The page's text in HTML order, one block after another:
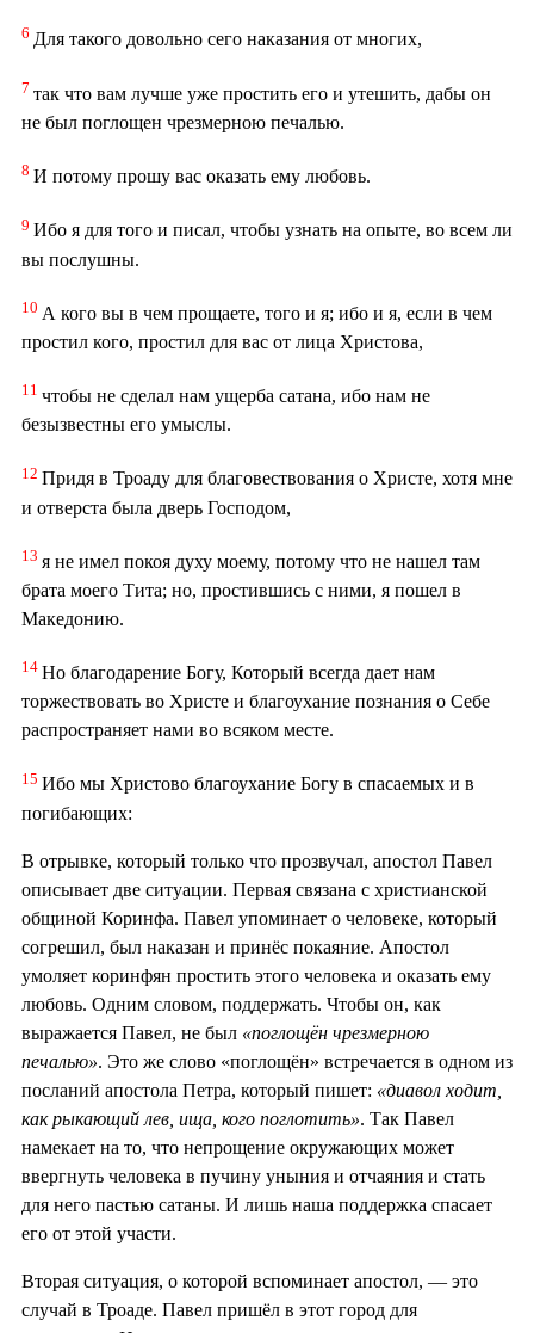
6 Для такого довольно сего наказания от многих,
7 так что вам лучше уже простить его и утешить, дабы он
не был поглощен чрезмерною печалью.
8 И потому прошу вас оказать ему любовь.
9 Ибо я для того и писал, чтобы узнать на опыте, во всем ли
вы послушны.
10 А кого вы в чем прощаете, того и я; ибо и я, если в чем
простил кого, простил для вас от лица Христова,
11 чтобы не сделал нам ущерба сатана, ибо нам не
безызвестны его умыслы.
12 Придя в Троаду для благовествования о Христе, хотя мне
и отверста была дверь Господом,
13 я не имел покоя духу моему, потому что не нашел там
брата моего Тита; но, простившись с ними, я пошел в
Македонию.
14 Но благодарение Богу, Который всегда дает нам
торжествовать во Христе и благоухание познания о Себе
распространяет нами во всяком месте.
15 Ибо мы Христово благоухание Богу в спасаемых и в
погибающих:
В отрывке, который только что прозвучал, апостол Павел
описывает две ситуации. Первая связана с христианской
общиной Коринфа. Павел упоминает о человеке, который
согрешил, был наказан и принёс покаяние. Апостол
умоляет коринфян простить этого человека и оказать ему
любовь. Одним словом, поддержать. Чтобы он, как
выражается Павел, не был «поглощён чрезмерною
печалью». Это же слово «поглощён» встречается в одном из
посланий апостола Петра, который пишет: «диавол ходит,
как рыкающий лев, ища, кого поглотить». Так Павел
намекает на то, что непрощение окружающих может
ввергнуть человека в пучину уныния и отчаяния и стать
для него пастью сатаны. И лишь наша поддержка спасает
его от этой участи.
Вторая ситуация, о которой вспоминает апостол, — это
случай в Троаде. Павел пришёл в этот город для